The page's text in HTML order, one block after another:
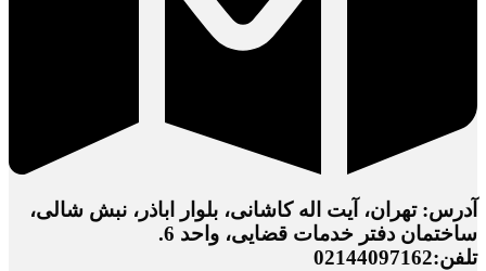
آدرس: تهران، آیت اله کاشانی، بلوار اباذر، نبش شالی،
ساختمان دفتر خدمات قضایی، واحد 6.
تلفن:02144097162